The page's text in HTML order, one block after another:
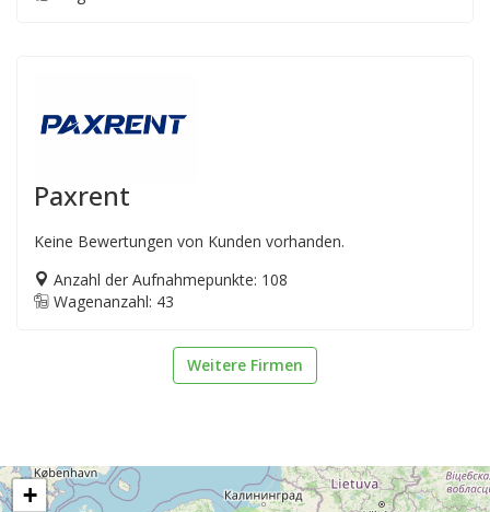
Paxrent
Keine Bewertungen von Kunden vorhanden.
Anzahl der Aufnahmepunkte: 108
Wagenanzahl: 43
Weitere Firmen
+